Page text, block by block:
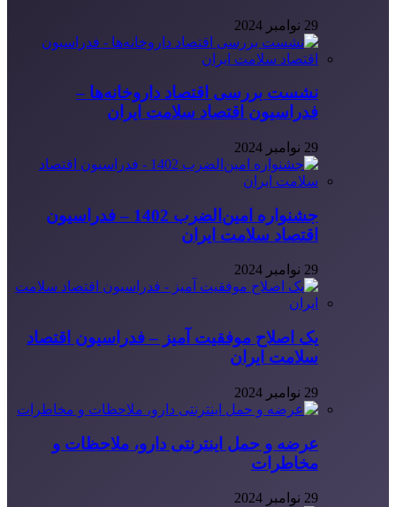
29 نوامبر 2024
نشست بررسی اقتصاد داروخانه‌ها –
فدراسیون اقتصاد سلامت ایران
29 نوامبر 2024
جشنواره امین‌الضرب 1402 – فدراسیون
اقتصاد سلامت ایران
29 نوامبر 2024
یک اصلاح موفقیت آمیز – فدراسیون اقتصاد
سلامت ایران
29 نوامبر 2024
عرضه و حمل اینترنتی دارو، ملاحظات و
مخاطرات
29 نوامبر 2024